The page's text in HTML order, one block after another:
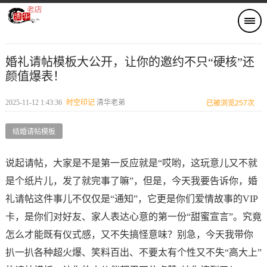
婚礼请帖模板大公开，让你的邀约不只“硬核”还
颜值爆表！
2025-11-12 1:43:36 时空印记​ 清华老弟 已被浏览257次
结婚请帖模板
说起请帖，大家是不是第一反应就是“哎哟，这玩意儿又不就
是个纸片儿，发了就完事了嘛”，但是，今天我要告诉你，婚
礼请帖这件事儿不仅仅是“通知”，它更是你们爱情故事的VIP
卡，是你们对好友、家人表达心意的第一份“甜蜜宣言”。究竟
怎么才能既有仪式感，又不失搞怪意味？别急，今天我带你
扒一扒各种超火爆、笑料百出、不要太有个性又不失“高大上”